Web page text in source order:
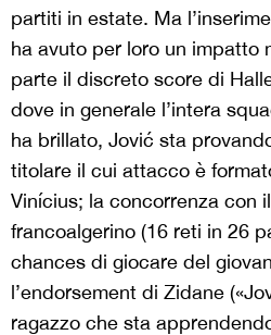
partiti in estate. Ma
ha avuto per loro un impatto
parte il discreto score di
dove in generale l’intera
ha brillato, Jović sta
titolare il cui attacco è
Vinícius; la concorrenza con
francoalgerino (16 reti in 26
chances di giocare del
l’endorsement di Zidane
ragazzo che sta